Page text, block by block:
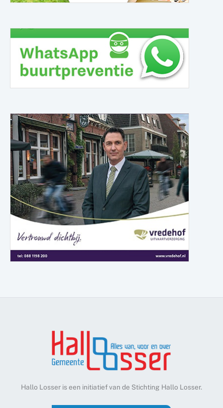
Hallo Losser is een initiatief van de Stichting Hallo Losser.